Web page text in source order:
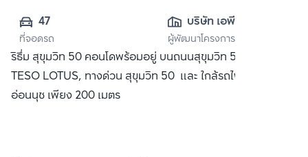
47
ที่จอดรถ
บริษัท เอพี (ไทย
แลนด์)
จำกัด(มหาชน)
ผู้พัฒนาโครงการ
ริธึ่ม สุขุมวิท 50 คอนโดพร้อมอยู่ บนถนนสุขุมวิท 50 ใกล้ห้าง
TESO LOTUS, ทางด่วน สุขุมวิท 50 และ ใกล้รถไฟฟ้า BTS
อ่อนนุช เพียง 200 เมตร